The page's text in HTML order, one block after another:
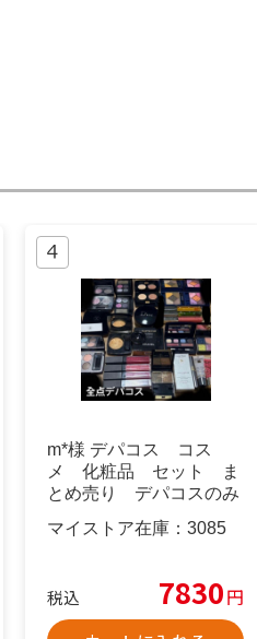
m*︎様 デパコス コス
メ 化粧品 セット ま
とめ売り デパコスのみ
マイストア在庫： 3085
税込 7830円